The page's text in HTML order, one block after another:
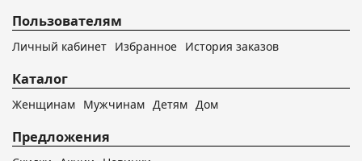
Пользователям
Личный кабинет Избранное История заказов
Каталог
Женщинам Мужчинам Детям Дом
Предложения